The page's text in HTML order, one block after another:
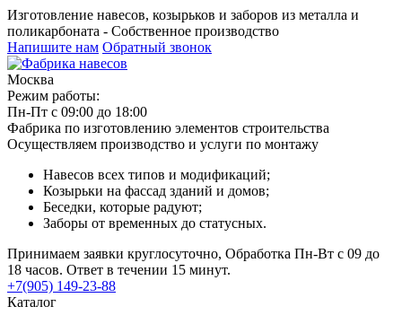
Изготовление навесов, козырьков и заборов из металла и
поликарбоната - Собственное производство
Напишите нам Обратный звонок
Москва
Режим работы:
Пн-Пт с 09:00 до 18:00
Фабрика по изготовлению элементов строительства
Осуществляем производство и услуги по монтажу
Навесов всех типов и модификаций;
Козырьки на фассад зданий и домов;
Беседки, которые радуют;
Заборы от временных до статусных.
Принимаем заявки круглосуточно, Обработка Пн-Вт с 09 до
18 часов. Ответ в течении 15 минут.
+7(905) 149-23-88
Каталог